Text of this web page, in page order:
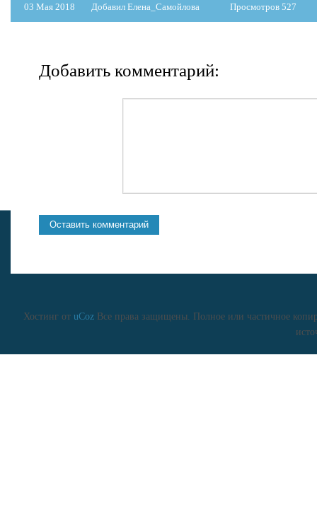
03 Мая 2018 Добавил Елена_Самойлова Просмотров 527
Добавить комментарий:
Хостинг от uCozВсе права защищены. Полное или частичное